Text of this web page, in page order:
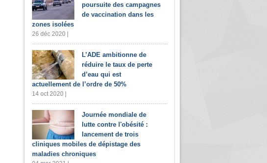
poursuite des campagnes
de vaccination dans les
zones isolées
26 déc 2020 |
L’ADE ambitionne de
réduire le taux de perte
d’eau qui est
actuellement de l’ordre de 50%
14 oct 2020 |
Journée mondiale de
lutte contre l'obésité :
lancement de trois
cliniques mobiles de dépistage des
maladies chroniques